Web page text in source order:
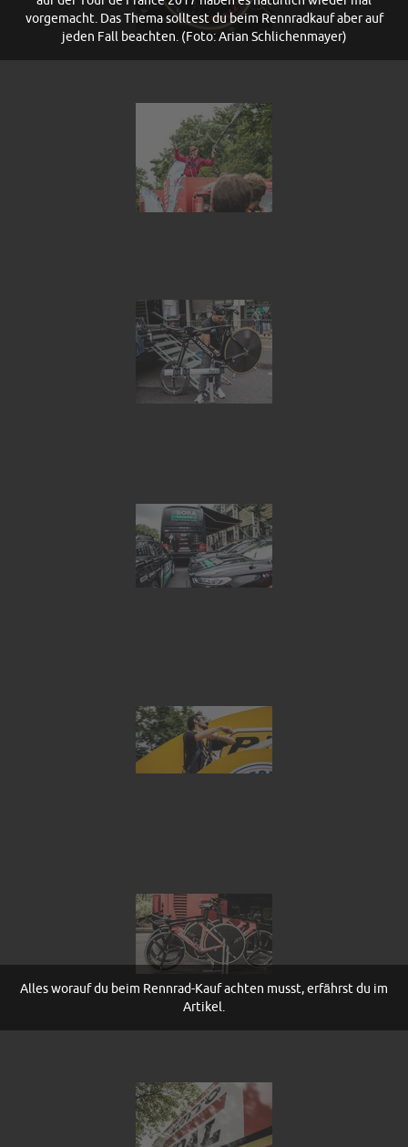
vorgemacht. Das Thema solltest du beim Rennradkauf aber auf
jeden Fall beachten. (Foto: Arian Schlichenmayer)
Alles worauf du beim Rennrad-Kauf achten musst, erfährst du im
Artikel.